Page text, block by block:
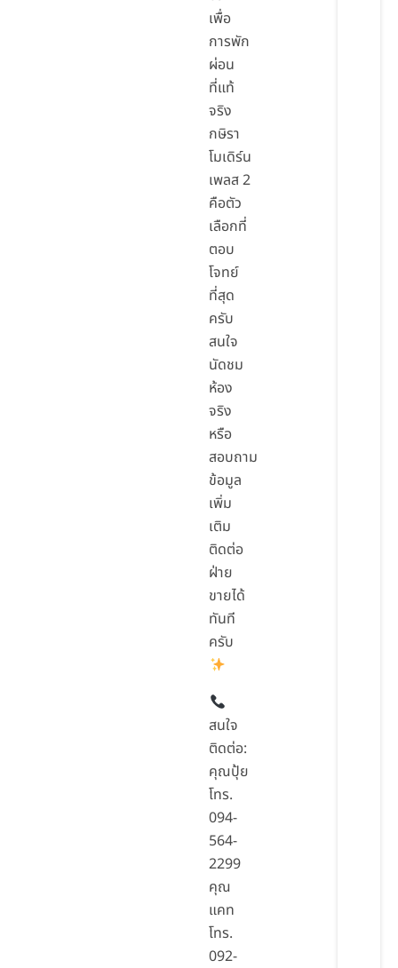
เพื่อ
การพัก
ผ่อน
ที่แท้
จริง
กษิรา
โมเดิร์น
เพลส 2
คือตัว
เลือกที่
ตอบ
โจทย์
ที่สุด
ครับ
สนใจ
นัดชม
ห้อง
จริง
หรือ
สอบถาม
ข้อมูล
เพิ่ม
เติม
ติดต่อ
ฝ่าย
ขายได้
ทันที
ครับ
สนใจ
ติดต่อ:
คุณปุ้ย
โทร.
094-
564-
2299
คุณ
แคท
โทร.
092-